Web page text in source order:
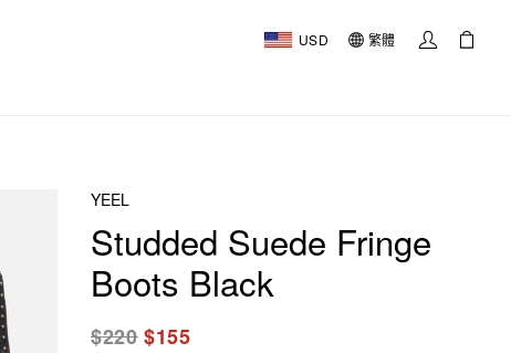
USD 繁體
YEEL
Studded Suede Fringe
Boots Black
$220$155